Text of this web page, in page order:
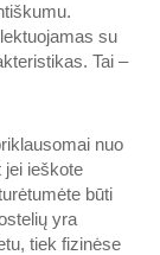
su
Tai –
nuo
jei ieškote
būti
yra
tiek fizinėse